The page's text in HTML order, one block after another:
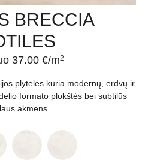
BRECCIA
37.00 €/m2
plytelės kuria modernų, erdvų ir
formato plokštės bei subtilūs
akmens